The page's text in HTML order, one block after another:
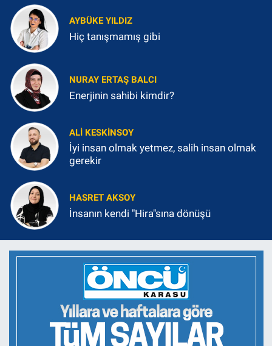
AYBÜKE YILDIZ
Hiç tanışmamış gibi
NURAY ERTAŞ BALCI
Enerjinin sahibi kimdir?
ALI KESKINSOY
İyi insan olmak yetmez, salih insan olmak
gerekir
HASRET AKSOY
İnsanın kendi "Hira"sına dönüşü